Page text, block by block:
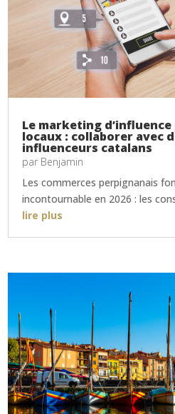
Le marketing
locaux : collaborer avec
influenceurs catalans
par Benjamin
Les commerces perpignanais
incontournable en 2026 : les
lire plus